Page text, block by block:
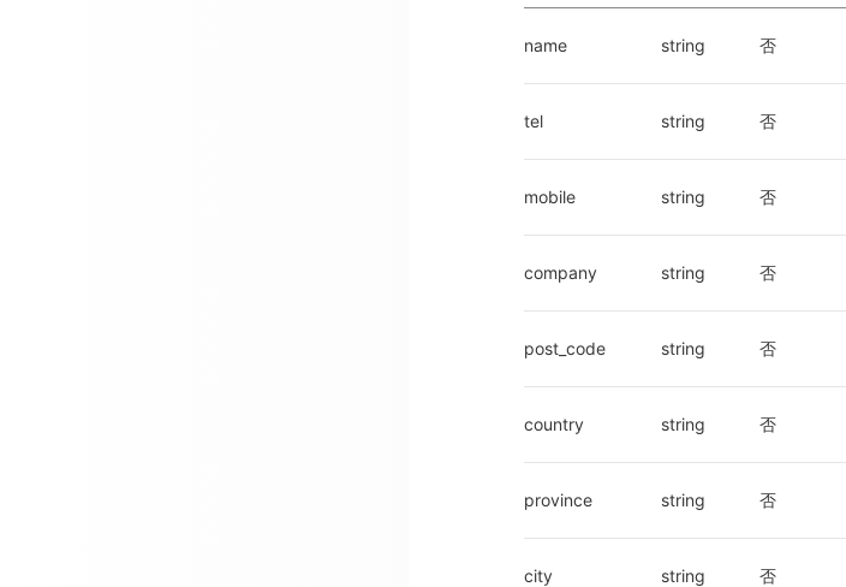
name string 否
tel string 否
mobile string 否
company string 否
post_code string 否
country string 否
province string 否
city string 否